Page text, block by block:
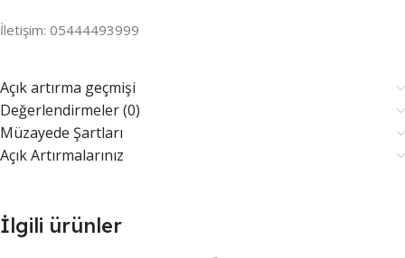
İletişim: 05444493999
Açık artırma geçmişi
Değerlendirmeler (0)
Müzayede Şartları
Açık Artırmalarınız
İlgili ürünler